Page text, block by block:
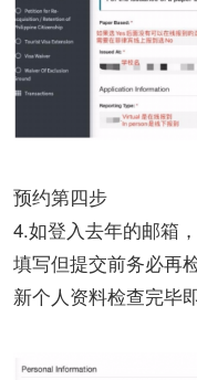
预约第四步
4.如登入去年的邮箱
填写但提交前务必再
新个人资料检查完毕